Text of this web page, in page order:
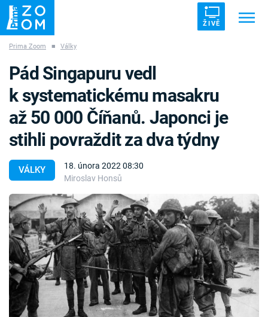
ŽIVĚ
ZÁHADY VETŘELCI DÁVNOVĚKU
Témata
Témata
Pořady
TV Program
Časopis
Sledujte prima+
Prima Zoom ■ Války
VÁLKY
18. února 2022 08:30
Miroslav Honsů
Pád Singapuru vedl
k systematickému masakru
až 50 000 Číňanů. Japonci je
stihli povraždit za dva týdny